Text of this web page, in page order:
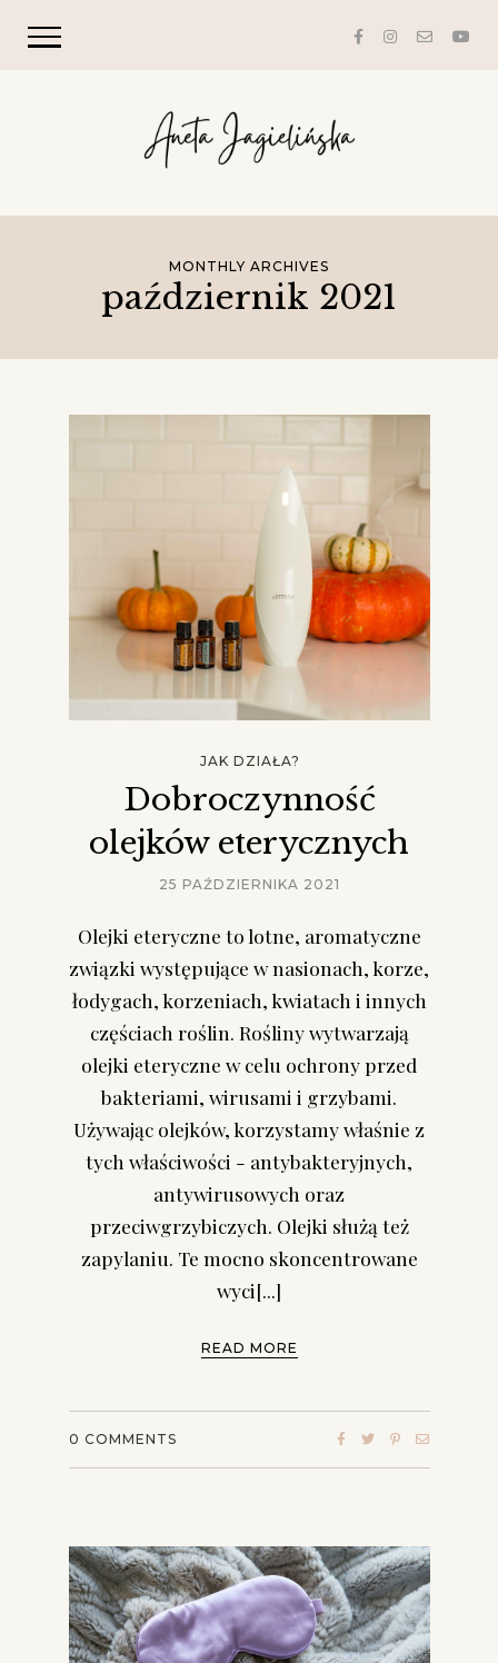
MONTHLY ARCHIVES
październik 2021
JAK DZIAŁA?
Dobroczynność
olejków eterycznych
25 PAŹDZIERNIKA 2021
Olejki eteryczne to lotne, aromatyczne
związki występujące w nasionach, korze,
łodygach, korzeniach, kwiatach i innych
częściach roślin. Rośliny wytwarzają
olejki eteryczne w celu ochrony przed
bakteriami, wirusami i grzybami.
Używając olejków, korzystamy właśnie z
tych właściwości - antybakteryjnych,
antywirusowych oraz
przeciwgrzybiczych. Olejki służą też
zapylaniu. Te mocno skoncentrowane
wyci[...]
READ MORE
0 COMMENTS